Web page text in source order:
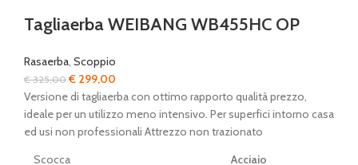
Tagliaerba WEIBANG WB455HC OP
Rasaerba, Scoppio
€325,00Il
prezzo
originale
era:
€ 299,00
prezzo
attuale
è:
Versione di tagliaerba con ottimo rapporto qualità prezzo,
ideale per un utilizzo meno intensivo. Per superfici intorno casa
ed usi non professionali Attrezzo non trazionato
Scocca
Acciaio